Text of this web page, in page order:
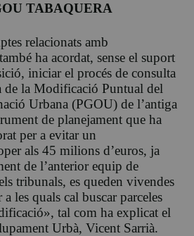
TABAQUERA
relacionats amb
ha acordat, sense el suport
iniciar el procés de consulta
la Modificació Puntual del
Urbana (PGOU) de l’antiga
de planejament que ha
per a evitar un
als 45 milions d’euros, ja
de l’anterior equip de
tribunals, es queden vivendes
les quals cal buscar parceles
tal com ha explicat el
Urbà, Vicent Sarrià.